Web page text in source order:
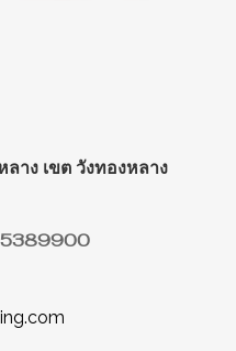
ลาง เขต วังทองหลาง